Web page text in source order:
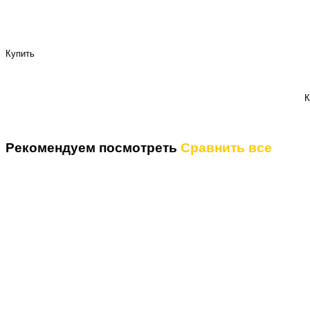
Купить
Рекомендуем посмотреть Сравнить все